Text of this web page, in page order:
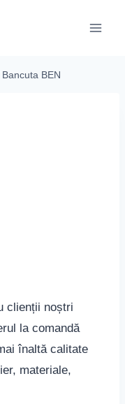
Bancuta BEN
clienții noștri
la comandă
înaltă calitate
materiale,